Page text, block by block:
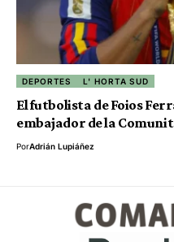
DEPORTES L' HORTA SUD
El futbolista de Foios
embajador de la
PorAdrián Lupiáñez